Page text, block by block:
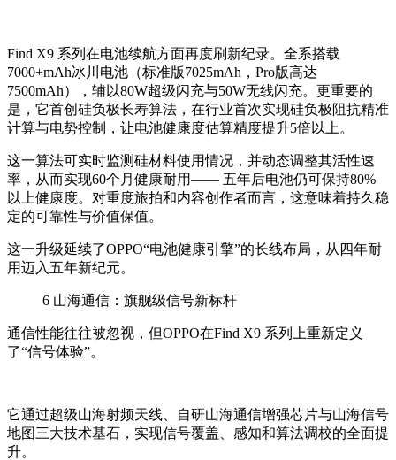
Find X9 系列在电池续航方面再度刷新纪录。全系搭载
7000+mAh冰川电池（标准版7025mAh，Pro版高达
7500mAh），辅以80W超级闪充与50W无线闪充。更重要的
是，它首创硅负极长寿算法，在行业首次实现硅负极阻抗精准
计算与电势控制，让电池健康度估算精度提升5倍以上。
这一算法可实时监测硅材料使用情况，并动态调整其活性速
率，从而实现60个月健康耐用—— 五年后电池仍可保持80%
以上健康度。对重度旅拍和内容创作者而言，这意味着持久稳
定的可靠性与价值保值。
这一升级延续了OPPO“电池健康引擎”的长线布局，从四年耐
用迈入五年新纪元。
6 山海通信：旗舰级信号新标杆
通信性能往往被忽视，但OPPO在Find X9 系列上重新定义
了“信号体验”。
它通过超级山海射频天线、自研山海通信增强芯片与山海信号
地图三大技术基石，实现信号覆盖、感知和算法调校的全面提
升。